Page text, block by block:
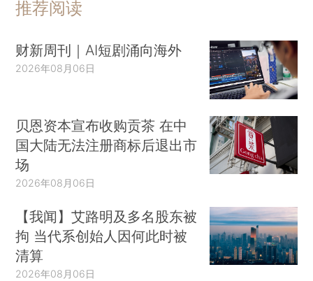
推荐阅读
财新周刊｜AI短剧涌向海外
2026年08月06日
贝恩资本宣布收购贡茶 在中
国大陆无法注册商标后退出市
场
2026年08月06日
【我闻】艾路明及多名股东被
拘 当代系创始人因何此时被
清算
2026年08月06日